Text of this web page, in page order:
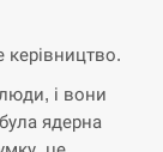
втрое,
керівництво.
і вони
ядерна